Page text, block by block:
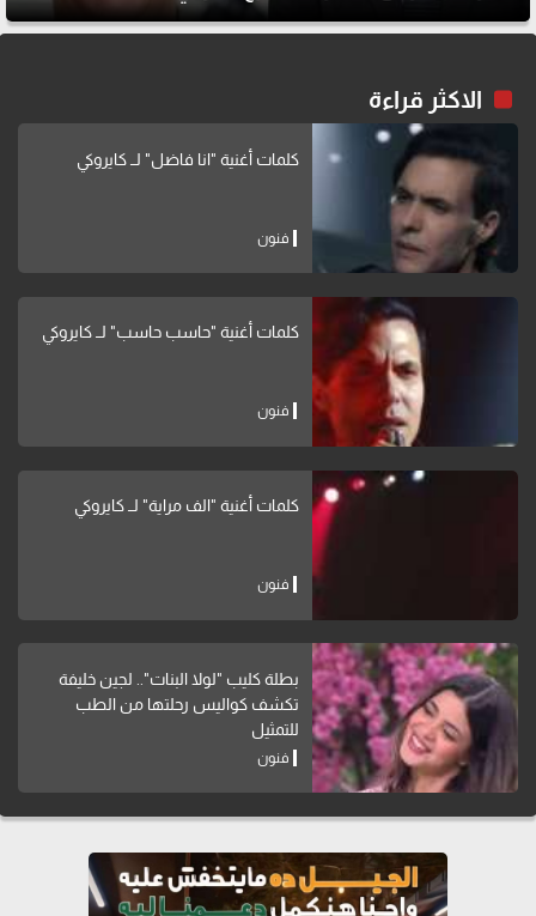
الاكثر قراءة
كلمات أغنية "انا فاضل" لــ كايروكي
فنون
كلمات أغنية "حاسب حاسب" لــ كايروكي
فنون
كلمات أغنية "الف مراية" لــ كايروكي
فنون
بطلة كليب "لولا البنات".. لجين خليفة
تكشف كواليس رحلتها من الطب
للتمثيل
فنون